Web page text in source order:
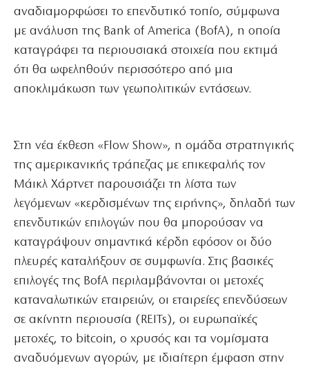
αναδιαμορφώσει το επενδυτικό τοπίο, σύμφωνα
με ανάλυση της Bank of America (BofA), η οποία
καταγράφει τα περιουσιακά στοιχεία που εκτιμά
ότι θα ωφεληθούν περισσότερο από μια
αποκλιμάκωση των γεωπολιτικών εντάσεων.
Στη νέα έκθεση «Flow Show», η ομάδα στρατηγικής
της αμερικανικής τράπεζας με επικεφαλής τον
Μάικλ Χάρτνετ παρουσιάζει τη λίστα των
λεγόμενων «κερδισμένων της ειρήνης», δηλαδή των
επενδυτικών επιλογών που θα μπορούσαν να
καταγράψουν σημαντικά κέρδη εφόσον οι δύο
πλευρές καταλήξουν σε συμφωνία. Στις βασικές
επιλογές της BofA περιλαμβάνονται οι μετοχές
καταναλωτικών εταιρειών, οι εταιρείες επενδύσεων
σε ακίνητη περιουσία (REITs), οι ευρωπαϊκές
μετοχές, το bitcoin, ο χρυσός και τα νομίσματα
αναδυόμενων αγορών, με ιδιαίτερη έμφαση στην